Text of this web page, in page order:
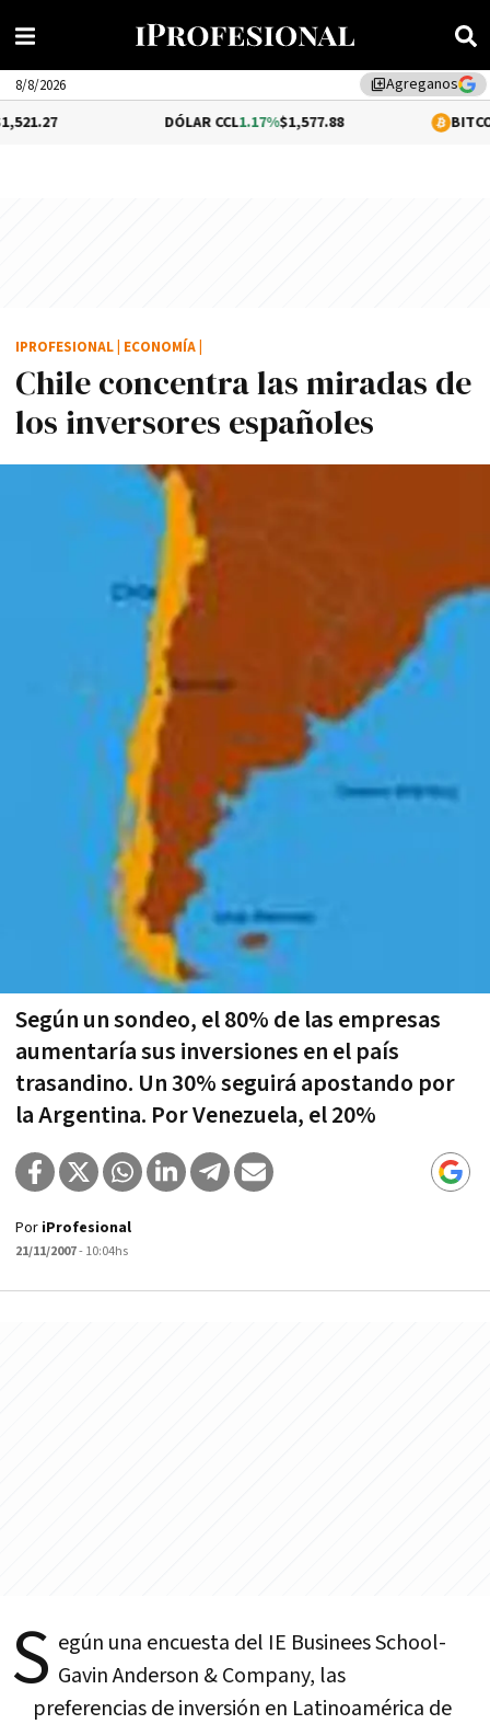
library_addAgreganos
8/8/2026
1.17%$1,577.88 0.05%
Chile concentra las miradas de
los inversores españoles
Según un sondeo, el 80% de las empresas
aumentarí­a sus inversiones en el paí­s
trasandino. Un 30% seguirá apostando por
la Argentina. Por Venezuela, el 20%
IPROFESIONAL ECONOMÍA
Por iProfesional
21/11/2007- 10:04hs
S egún una encuesta del IE Businees School-
Gavin Anderson & Company, las
preferencias de inversión en Latinoamérica de